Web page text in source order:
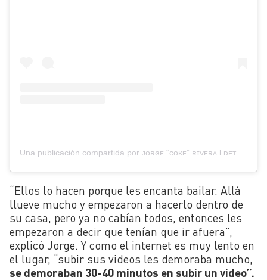
Una publicación compartida por ᴊᴏʀɢᴇ “ᴄᴏᴋᴇ” ʀɪᴠᴇʀᴀ l ᴅᴇᴛᴀʟᴘᴀʟᴏ ᴄᴏɴᴇᴄᴛᴀ (@detalpalo.conecta)
“Ellos lo hacen porque les encanta bailar. Allá
llueve mucho y empezaron a hacerlo dentro de
su casa, pero ya no cabían todos, entonces les
empezaron a decir que tenían que ir afuera”,
explicó Jorge. Y como el internet es muy lento en
el lugar, “subir sus videos les demoraba mucho,
se demoraban 30-40 minutos en subir un video”.